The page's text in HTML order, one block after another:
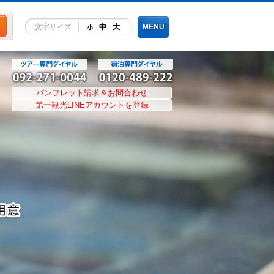
文字サイズ 小 中 大 MENU
パンフレット請求＆お問合わせ
第一観光LINEアカウントを登録